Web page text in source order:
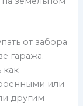
от забора
гаража.
как
или
другим